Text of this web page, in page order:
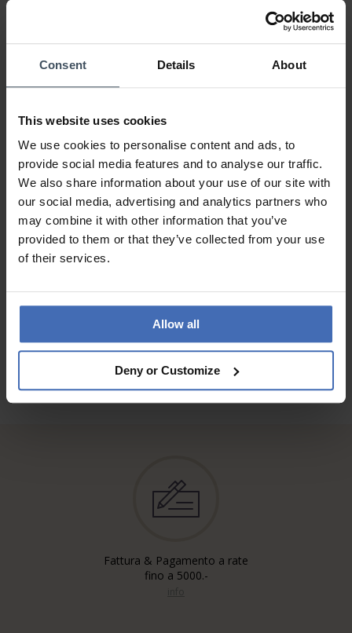
Consent Details About
This website uses cookies
We use cookies to personalise content and ads, to
provide social media features and to analyse our traffic.
We also share information about your use of our site with
our social media, advertising and analytics partners who
may combine it with other information that you’ve
provided to them or that they’ve collected from your use
of their services.
Allow all
Deny or Customize
0%
Review by susanne giovedì, 17 dicembre 2020
DESIGN
PREZZO-PRESTANZIONE
QUALITÀ
Wunderschöne Uhr, ich bin begeistert!
ALLE RECENSIONI
Fattura & Pagamento a rate
fino a 5000.-